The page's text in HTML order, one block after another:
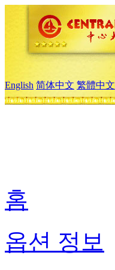
English 简体中文 繁體中文
홈
옵션 정보